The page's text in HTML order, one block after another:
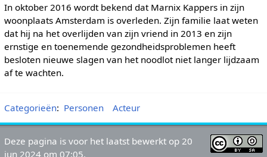
In oktober 2016 wordt bekend dat Marnix Kappers in zijn
woonplaats Amsterdam is overleden. Zijn familie laat weten
dat hij na het overlijden van zijn vriend in 2013 en zijn
ernstige en toenemende gezondheidsproblemen heeft
besloten nieuwe slagen van het noodlot niet langer lijdzaam
af te wachten.
Categorieën: Personen Acteur
Deze pagina is voor het laatst bewerkt op 20
jun 2024 om 07:05.